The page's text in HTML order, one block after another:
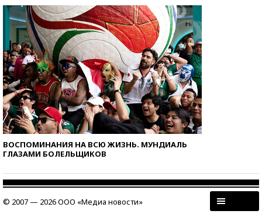
ВОСПОМИНАНИЯ НА ВСЮ ЖИЗНЬ. МУНДИАЛЬ
ГЛАЗАМИ БОЛЕЛЬЩИКОВ
© 2007 — 2026 ООО «Медиа новости»